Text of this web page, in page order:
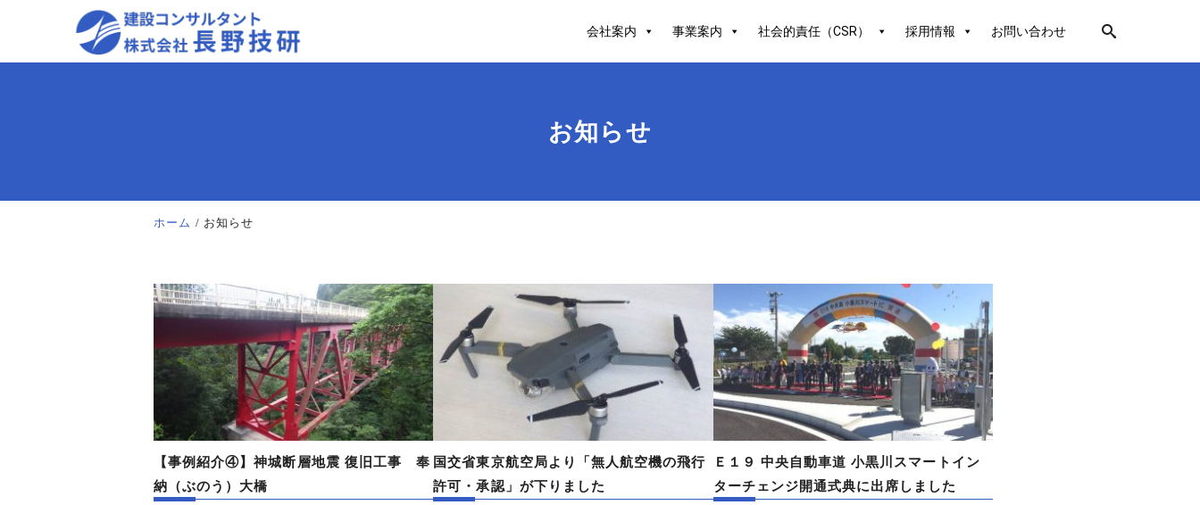
会社案内 事業案内 社会的責任（CSR） 採用情報 お問い合わせ
お知らせ
ホーム お知らせ
【事例紹介④】神城断層地震 復旧工事 奉
納（ぶのう）大橋
国交省東京航空局より「無人航空機の飛行
許可・承認」が下りました
Ｅ１９ 中央自動車道 小黒川スマートイン
ターチェンジ開通式典に出席しました